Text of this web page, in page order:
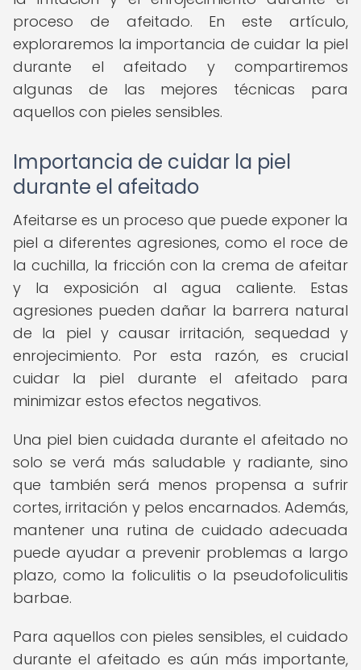
proceso de afeitado. En este artículo,
exploraremos la importancia de cuidar la piel
durante el afeitado y compartiremos
algunas de las mejores técnicas para
aquellos con pieles sensibles.
Importancia de cuidar la piel
durante el afeitado
Afeitarse es un proceso que puede exponer la
piel a diferentes agresiones, como el roce de
la cuchilla, la fricción con la crema de afeitar
y la exposición al agua caliente. Estas
agresiones pueden dañar la barrera natural
de la piel y causar irritación, sequedad y
enrojecimiento. Por esta razón, es crucial
cuidar la piel durante el afeitado para
minimizar estos efectos negativos.
Una piel bien cuidada durante el afeitado no
solo se verá más saludable y radiante, sino
que también será menos propensa a sufrir
cortes, irritación y pelos encarnados. Además,
mantener una rutina de cuidado adecuada
puede ayudar a prevenir problemas a largo
plazo, como la foliculitis o la pseudofoliculitis
barbae.
Para aquellos con pieles sensibles, el cuidado
durante el afeitado es aún más importante,